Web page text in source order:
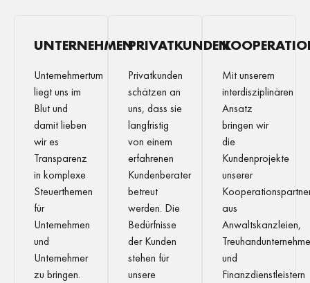
UNTERNEHMEN
Unternehmertum
liegt uns im
Blut und
damit lieben
wir es
Transparenz
in komplexe
Steuerthemen
für
Unternehmen
und
Unternehmer
zu bringen.
PRIVATKUNDEN
Privatkunden
schätzen an
uns, dass sie
langfristig
von einem
erfahrenen
Kundenberater
betreut
werden. Die
Bedürfnisse
der Kunden
stehen für
unsere
Mit unserem
interdisziplinären
Ansatz
bringen wir
die
Kundenprojekte
unserer
aus
Anwaltskanzleien,
und
Finanzdienstleistern